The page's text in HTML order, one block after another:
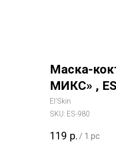
Маска-
МИКС» ,
El'Skin
SKU: ES-980
119 р. / 1 pc